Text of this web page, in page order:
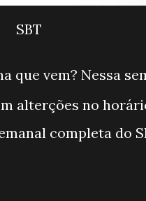
SBT
que vem? Nessa
alterções no
completa do